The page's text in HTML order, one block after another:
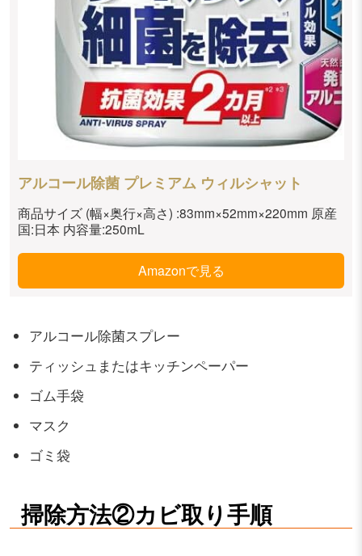
アルコール除菌 プレミアム ウィルシャット
商品サイズ (幅×奥行×高さ) :83mm×52mm×220mm 原産
国:日本 内容量:250mL
Amazonで見る
アルコール除菌スプレー
ティッシュまたはキッチンペーパー
ゴム手袋
マスク
ゴミ袋
掃除方法②カビ取り手順